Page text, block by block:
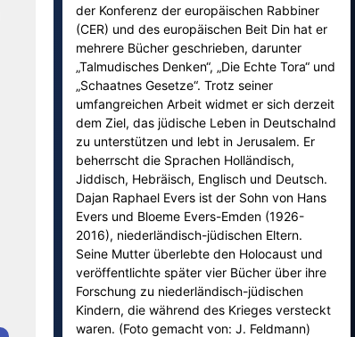
der Konferenz der europäischen Rabbiner
(CER) und des europäischen Beit Din hat er
mehrere Bücher geschrieben, darunter
„Talmudisches Denken“, „Die Echte Tora“ und
„Schaatnes Gesetze“. Trotz seiner
umfangreichen Arbeit widmet er sich derzeit
dem Ziel, das jüdische Leben in Deutschalnd
zu unterstützen und lebt in Jerusalem. Er
beherrscht die Sprachen Holländisch,
Jiddisch, Hebräisch, Englisch und Deutsch.
Dajan Raphael Evers ist der Sohn von Hans
Evers und Bloeme Evers-Emden (1926-
2016), niederländisch-jüdischen Eltern.
Seine Mutter überlebte den Holocaust und
veröffentlichte später vier Bücher über ihre
Forschung zu niederländisch-jüdischen
Kindern, die während des Krieges versteckt
waren. (Foto gemacht von: J. Feldmann)